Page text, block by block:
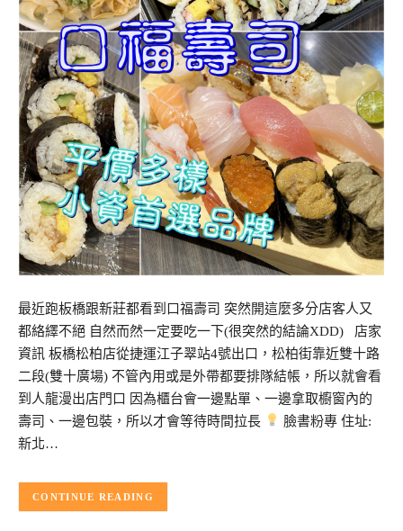
最近跑板橋跟新莊都看到口福壽司 突然開這麼多分店客人又
都絡繹不絕 自然而然一定要吃一下(很突然的結論XDD) 店家
資訊 板橋松柏店從捷運江子翠站4號出口，松柏街靠近雙十路
二段(雙十廣場) 不管內用或是外帶都要排隊結帳，所以就會看
到人龍漫出店門口 因為櫃台會一邊點單、一邊拿取櫥窗內的
壽司、一邊包裝，所以才會等待時間拉長
臉書粉專 住址:
新北…
CONTINUE READING